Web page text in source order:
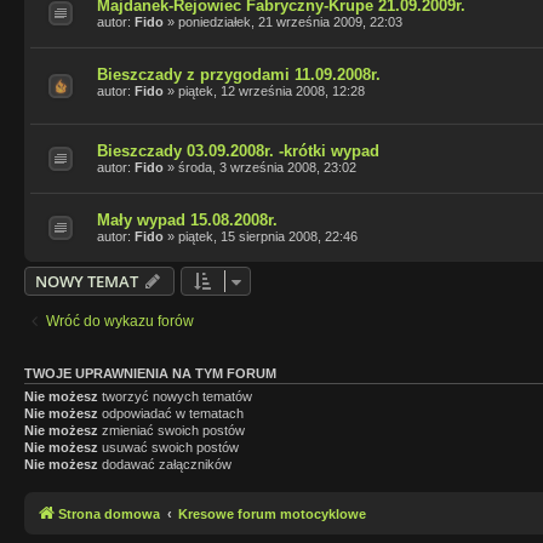
Majdanek-Rejowiec Fabryczny-Krupe 21.09.2009r.
autor: Fido » poniedziałek, 21 września 2009, 22:03
Bieszczady z przygodami 11.09.2008r.
autor: Fido » piątek, 12 września 2008, 12:28
Bieszczady 03.09.2008r. -krótki wypad
autor: Fido » środa, 3 września 2008, 23:02
Mały wypad 15.08.2008r.
autor: Fido » piątek, 15 sierpnia 2008, 22:46
NOWY TEMAT
Wróć do wykazu forów
TWOJE UPRAWNIENIA NA TYM FORUM
Nie możesz tworzyć nowych tematów
Nie możesz odpowiadać w tematach
Nie możesz zmieniać swoich postów
Nie możesz usuwać swoich postów
Nie możesz dodawać załączników
Strona domowa Kresowe forum motocyklowe